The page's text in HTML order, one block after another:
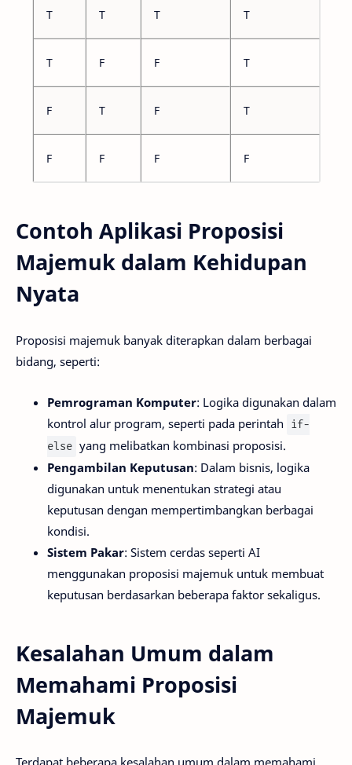
T T T T
T F F T
F T F T
F F F F
Contoh Aplikasi Proposisi
Majemuk dalam Kehidupan
Nyata
Proposisi majemuk banyak diterapkan dalam berbagai
bidang, seperti:
Pemrograman Komputer: Logika digunakan dalam
kontrol alur program, seperti pada perintah
if-
else yang melibatkan kombinasi proposisi.
Pengambilan Keputusan: Dalam bisnis, logika
digunakan untuk menentukan strategi atau
keputusan dengan mempertimbangkan berbagai
kondisi.
Sistem Pakar: Sistem cerdas seperti AI
menggunakan proposisi majemuk untuk membuat
keputusan berdasarkan beberapa faktor sekaligus.
Kesalahan Umum dalam
Memahami Proposisi
Majemuk